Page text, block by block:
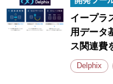
イープラ
用データ
ス関連費
Delphix